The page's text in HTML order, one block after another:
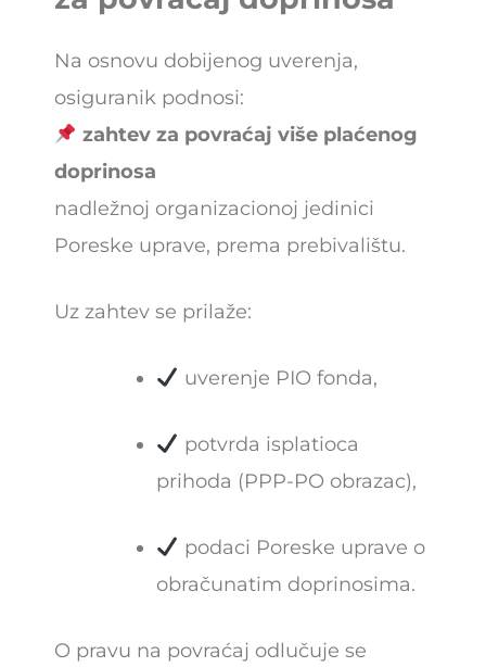
Na osnovu dobijenog uverenja,
osiguranik podnosi:
zahtev za povraćaj više plaćenog
doprinosa
nadležnoj organizacionoj jedinici
Poreske uprave, prema prebivalištu.
Uz zahtev se prilaže:
uverenje PIO fonda,
potvrda isplatioca
prihoda (PPP-PO obrazac),
podaci Poreske uprave o
obračunatim doprinosima.
O pravu na povraćaj odlučuje se